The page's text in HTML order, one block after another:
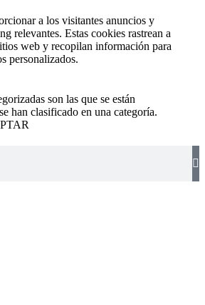
a los visitantes anuncios y
relevantes. Estas cookies rastrean a
web y recopilan información para
personalizados.
son las que se están
han clasificado en una categoría.